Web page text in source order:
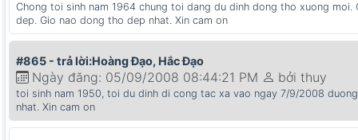
Chong toi sinh nam 1964 chung toi dang du dinh dong tho xuong
dep. Gio nao dong tho dep nhat. Xin cam on
#865 - trả lời:Hoàng Đạo, Hắc Đạo
Ngày đăng: 05/09/2008 08:44:21 PM bởi thuy
toi sinh nam 1950, toi du dinh di cong tac xa vao ngay 7/9/2008
nhat. Xin cam on